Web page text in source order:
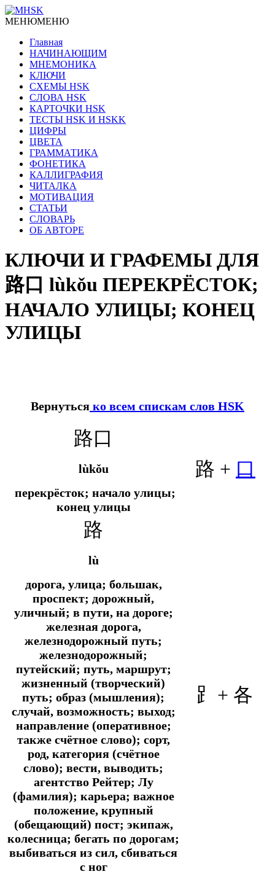
МЕНЮМЕНЮ
Главная
НАЧИНАЮЩИМ
МНЕМОНИКА
КЛЮЧИ
СХЕМЫ HSK
СЛОВА HSK
КАРТОЧКИ HSK
ТЕСТЫ HSK И HSKK
ЦИФРЫ
ЦВЕТА
ГРАММАТИКА
ФОНЕТИКА
КАЛЛИГРАФИЯ
ЧИТАЛКА
МОТИВАЦИЯ
СТАТЬИ
СЛОВАРЬ
ОБ АВТОРЕ
КЛЮЧИ И ГРАФЕМЫ ДЛЯ
路口 lùkǒu ПЕРЕКРЁСТОК;
НАЧАЛО УЛИЦЫ; КОНЕЦ
УЛИЦЫ
Вернуться ко всем спискам слов HSK
路口
lùkǒu
перекрёсток; начало улицы;
конец улицы
路 + 口
路
lù
дорога, улица; большак,
проспект; дорожный,
уличный; в пути, на дороге;
железная дорога,
железнодорожный путь;
железнодорожный;
путейский; путь, маршрут;
жизненный (творческий)
путь; образ (мышления);
случай, возможность; выход;
направление (оперативное;
также счётное слово); сорт,
род, категория (счётное
слово); вести, выводить;
агентство Рейтер; Лу
(фамилия); карьера; важное
положение, крупный
(обещающий) пост; экипаж,
колесница; бегать по дорогам;
выбиваться из сил, сбиваться
с ног
⻊+ 各